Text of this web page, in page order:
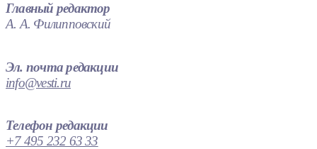
Главный редактор
А. А. Филипповский
Эл. почта редакции
info@vesti.ru
Телефон редакции
+7 495 232 63 33